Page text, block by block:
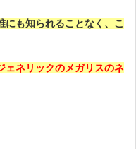
も知られることなく、こ
ェネリックのメガリスのネ